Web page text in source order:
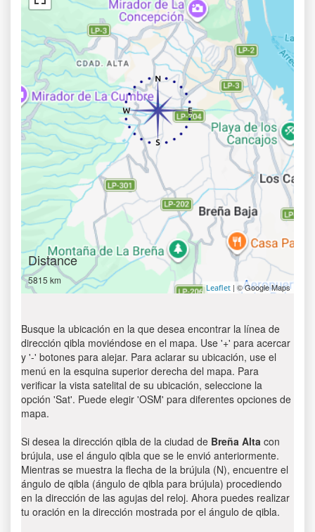
Distance
5815 km
Leaflet | © Google Maps
Busque la ubicación en la que desea encontrar la línea de
dirección qibla moviéndose en el mapa. Use '+' para acercar
y '-' botones para alejar. Para aclarar su ubicación, use el
menú en la esquina superior derecha del mapa. Para
verificar la vista satelital de su ubicación, seleccione la
opción 'Sat'. Puede elegir 'OSM' para diferentes opciones de
mapa.
Si desea la dirección qibla de la ciudad de Breña Alta con
brújula, use el ángulo qibla que se le envió anteriormente.
Mientras se muestra la flecha de la brújula (N), encuentre el
ángulo de qibla (ángulo de qibla para brújula) procediendo
en la dirección de las agujas del reloj. Ahora puedes realizar
tu oración en la dirección mostrada por el ángulo de qibla.